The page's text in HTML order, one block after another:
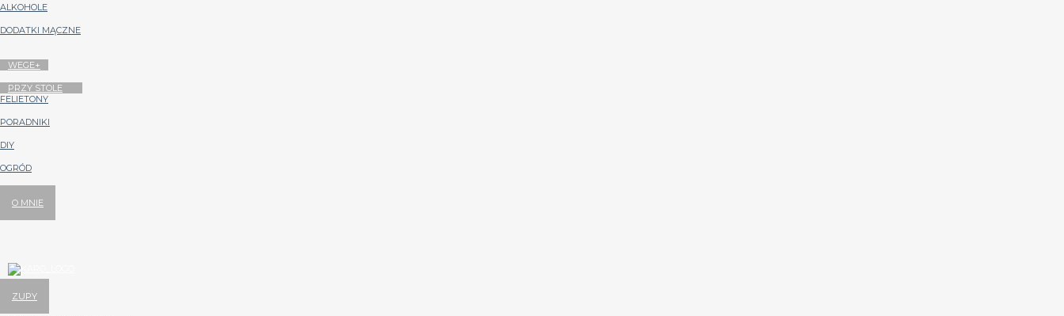
ALKOHOLE
DODATKI MĄCZNE
WEGE+
PRZY STOLE
FELIETONY
PORADNIKI
DIY
OGRÓD
O MNIE
ZUPY